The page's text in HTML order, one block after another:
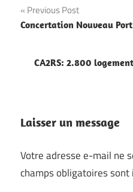
Navigation
de
l’article
Previous Post
Concertation Nouveau
CA2RS: 2.800
Laisser un message
Votre adresse e-mail ne
champs obligatoires sont